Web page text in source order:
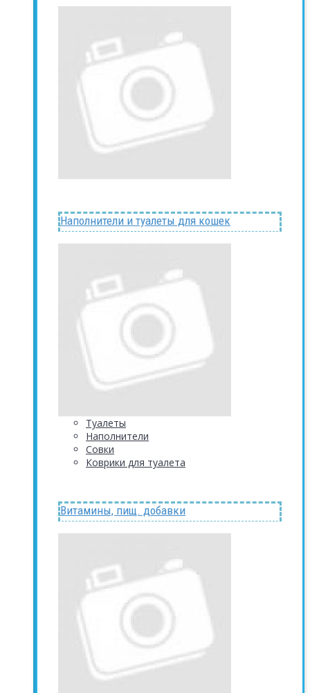
Наполнители и туалеты для кошек
Туалеты
Наполнители
Совки
Коврики для туалета
Витамины, пищ. добавки